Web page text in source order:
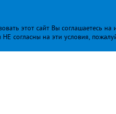
этот сайт Вы соглашаетесь
НЕ согласны на эти условия,